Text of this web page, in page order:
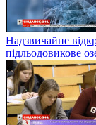
Надзвичайне
підльодовикове